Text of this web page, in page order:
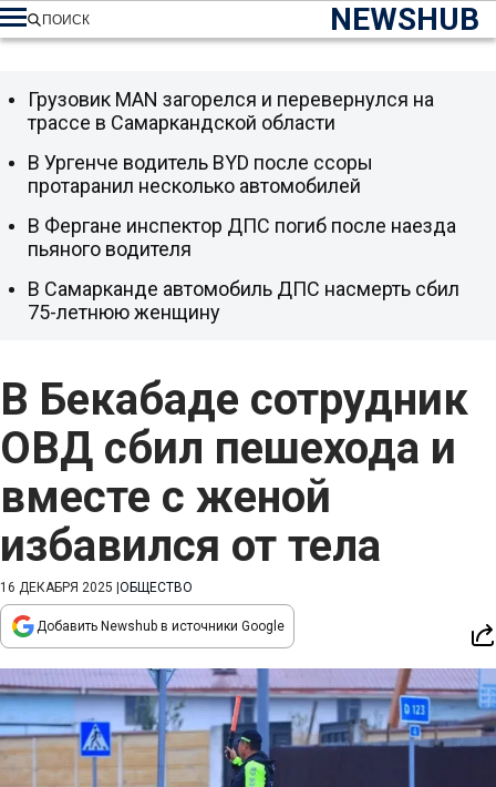
NEWSHUB
ПОИСК
В Бекабаде сотрудник
ОВД сбил пешехода и
вместе с женой
избавился от тела
16 ДЕКАБРЯ 2025 ОБЩЕСТВО
Добавить Newshub в источники Google
Грузовик MAN загорелся и перевернулся на
трассе в Самаркандской области
В Ургенче водитель BYD после ссоры
протаранил несколько автомобилей
В Фергане инспектор ДПС погиб после наезда
пьяного водителя
В Самарканде автомобиль ДПС насмерть сбил
75-летнюю женщину